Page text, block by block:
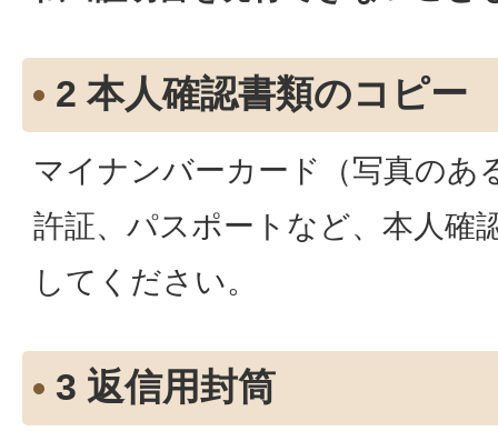
2 本人確認書類のコピー
マイナンバーカード（写真のあ
許証、パスポートなど、本人確
してください。
3 返信用封筒